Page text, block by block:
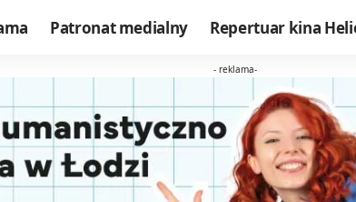
Patronat medialny Repertuar kina
- reklama-